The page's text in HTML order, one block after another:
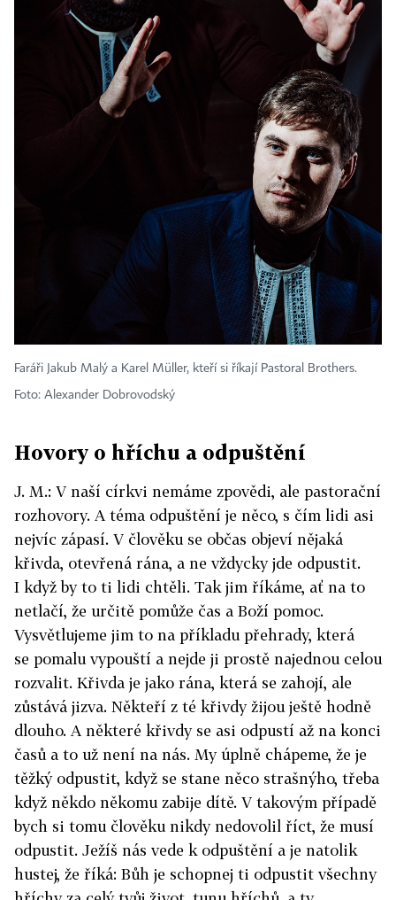
Faráři Jakub Malý a Karel Müller, kteří si říkají Pastoral Brothers.
Foto: Alexander Dobrovodský
Hovory o hříchu a odpuštění
J. M.: V naší církvi nemáme zpovědi, ale pastorační
rozhovory. A téma odpuštění je něco, s čím lidi asi
nejvíc zápasí. V člověku se občas objeví nějaká
křivda, otevřená rána, a ne vždycky jde odpustit.
I když by to ti lidi chtěli. Tak jim říkáme, ať na to
netlačí, že určitě pomůže čas a Boží pomoc.
Vysvětlujeme jim to na příkladu přehrady, která
se pomalu vypouští a nejde ji prostě najednou celou
rozvalit. Křivda je jako rána, která se zahojí, ale
zůstává jizva. Někteří z té křivdy žijou ještě hodně
dlouho. A některé křivdy se asi odpustí až na konci
časů a to už není na nás. My úplně chápeme, že je
těžký odpustit, když se stane něco strašnýho, třeba
když někdo někomu zabije dítě. V takovým případě
bych si tomu člověku nikdy nedovolil říct, že musí
odpustit. Ježíš nás vede k odpuštění a je natolik
hustej, že říká: Bůh je schopnej ti odpustit všechny